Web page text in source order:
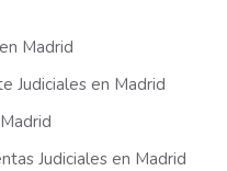
Madrid
Judiciales en Madrid
Judiciales en Madrid